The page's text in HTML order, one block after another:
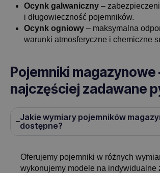
Ocynk galwaniczny –
i długowieczność pojemników.
Ocynk ogniowy – maksymalna
warunki atmosferyczne i chemiczne
Pojemniki magazynowe
najczęściej zadawane
Jakie wymiary pojemników
dostępne?
Oferujemy pojemniki w różnych
wykonujemy modele na indywidualne